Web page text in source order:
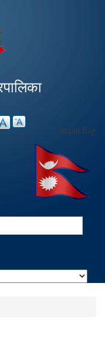
nepal flag